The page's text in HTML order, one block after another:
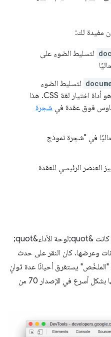
مفيدة لك:
لتسليط الضوء على
لتسليط الضوء
هو أداة اختيار لغة CSS. هذا
فوق عقدة في شجرة
في "شجرة نموذج
العنصر الرئيسي للعقدة
عند إنشاء ملف تعريف لصفحة كبيرة، كانت &quot;لوحة الأداء&quot;
وعرضها. كان النقر على حدث
"الملخّص" يستغرق أحيانًا عدة ثوانٍ
للتحميل. تتم معالجة البيانات وعرضها بشكل أسرع في الإصدار 70 من